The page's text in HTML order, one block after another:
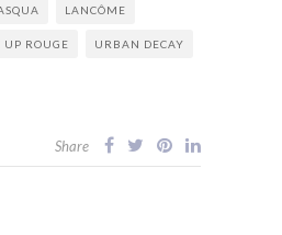
LANCÔME
UP ROUGE URBAN DECAY
Share